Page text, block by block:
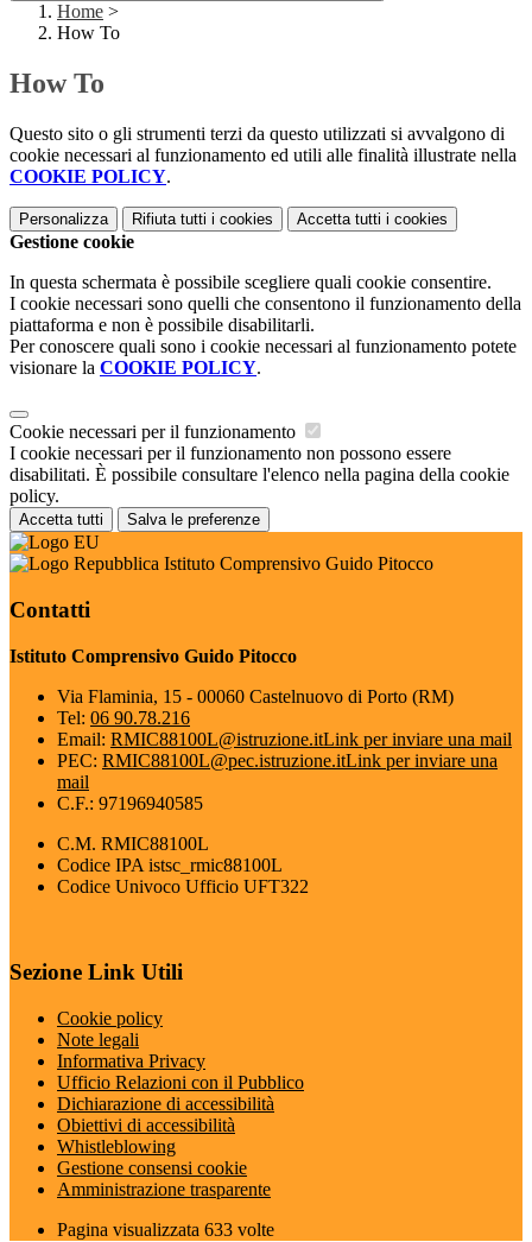
Home >
How To
How To
Questo sito o gli strumenti terzi da questo utilizzati si avvalgono di
cookie necessari al funzionamento ed utili alle finalità illustrate nella
COOKIE POLICY.
Personalizza Rifiuta tutti i cookies Accetta tutti i cookies
Gestione cookie
In questa schermata è possibile scegliere quali cookie consentire.
I cookie necessari sono quelli che consentono il funzionamento della
piattaforma e non è possibile disabilitarli.
Per conoscere quali sono i cookie necessari al funzionamento potete
visionare la COOKIE POLICY.
Cookie necessari per il funzionamento
I cookie necessari per il funzionamento non possono essere
disabilitati. È possibile consultare l'elenco nella pagina della cookie
policy.
Accetta tutti Salva le preferenze
Istituto Comprensivo Guido Pitocco
Contatti
Istituto Comprensivo Guido Pitocco
Via Flaminia, 15 - 00060 Castelnuovo di Porto (RM)
Tel: 06 90.78.216
Email: RMIC88100L@istruzione.itLink per inviare una mail
PEC: RMIC88100L@pec.istruzione.itLink per inviare una
mail
C.F.: 97196940585
C.M. RMIC88100L
Codice IPA istsc_rmic88100L
Codice Univoco Ufficio UFT322
Sezione Link Utili
Cookie policy
Note legali
Informativa Privacy
Ufficio Relazioni con il Pubblico
Dichiarazione di accessibilità
Obiettivi di accessibilità
Whistleblowing
Gestione consensi cookie
Amministrazione trasparente
Pagina visualizzata 633 volte